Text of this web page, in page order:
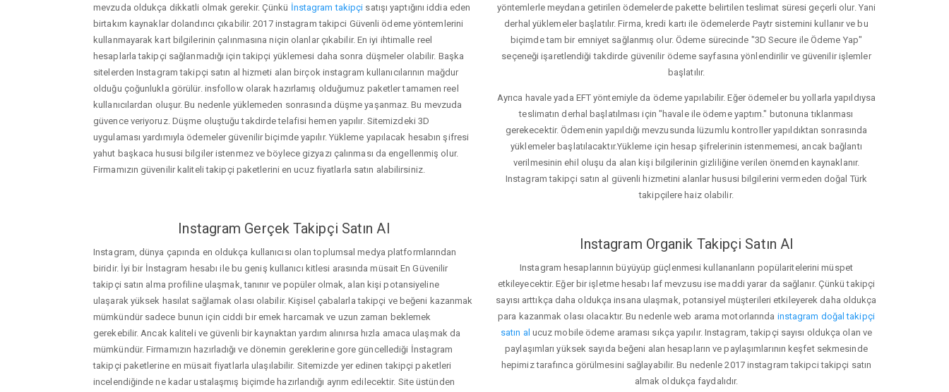
mevzuda oldukça dikkatli olmak gerekir. Çünkü İnstagram takipçi satışı yaptığını iddia eden
birtakım kaynaklar dolandırıcı çıkabilir. 2017 instagram takipci Güvenli ödeme yöntemlerini
kullanmayarak kart bilgilerinin çalınmasına niçin olanlar çıkabilir. En iyi ihtimalle reel
hesaplarla takipçi sağlanmadığı için takipçi yüklemesi daha sonra düşmeler olabilir. Başka
sitelerden Instagram takipçi satın al hizmeti alan birçok instagram kullanıcılarının mağdur
olduğu çoğunlukla görülür. insfollow olarak hazırlamış olduğumuz paketler tamamen reel
kullanıcılardan oluşur. Bu nedenle yüklemeden sonrasında düşme yaşanmaz. Bu mevzuda
güvence veriyoruz. Düşme oluştuğu takdirde telafisi hemen yapılır. Sitemizdeki 3D
uygulaması yardımıyla ödemeler güvenilir biçimde yapılır. Yükleme yapılacak hesabın şifresi
yahut başkaca hususi bilgiler istenmez ve böylece gizyazı çalınması da engellenmiş olur.
Firmamızın güvenilir kaliteli takipçi paketlerini en ucuz fiyatlarla satın alabilirsiniz.
yöntemlerle meydana getirilen ödemelerde pakette belirtilen teslimat süresi geçerli olur. Yani
derhal yüklemeler başlatılır. Firma, kredi kartı ile ödemelerde Paytr sistemini kullanır ve bu
biçimde tam bir emniyet sağlanmış olur. Ödeme sürecinde "3D Secure ile Ödeme Yap"
seçeneği işaretlendiği takdirde güvenilir ödeme sayfasına yönlendirilir ve güvenilir işlemler
başlatılır.
Ayrıca havale yada EFT yöntemiyle da ödeme yapılabilir. Eğer ödemeler bu yollarla yapıldıysa
teslimatın derhal başlatılması için "havale ile ödeme yaptım." butonuna tıklanması
gerekecektir. Ödemenin yapıldığı mevzusunda lüzumlu kontroller yapıldıktan sonrasında
yüklemeler başlatılacaktır.Yükleme için hesap şifrelerinin istenmemesi, ancak bağlantı
verilmesinin ehil oluşu da alan kişi bilgilerinin gizliliğine verilen önemden kaynaklanır.
Instagram takipçi satın al güvenli hizmetini alanlar hususi bilgilerini vermeden doğal Türk
takipçilere haiz olabilir.
Instagram Gerçek Takipçi Satın Al
Instagram, dünya çapında en oldukça kullanıcısı olan toplumsal medya platformlarından
biridir. İyi bir İnstagram hesabı ile bu geniş kullanıcı kitlesi arasında müsait En Güvenilir
takipçi satın alma profiline ulaşmak, tanınır ve popüler olmak, alan kişi potansiyeline
ulaşarak yüksek hasılat sağlamak olası olabilir. Kişisel çabalarla takipçi ve beğeni kazanmak
mümkündür sadece bunun için ciddi bir emek harcamak ve uzun zaman beklemek
gerekebilir. Ancak kaliteli ve güvenli bir kaynaktan yardım alınırsa hızla amaca ulaşmak da
mümkündür. Firmamızın hazırladığı ve dönemin gereklerine gore güncellediği İnstagram
takipçi paketlerine en müsait fiyatlarla ulaşılabilir. Sitemizde yer edinen takipçi paketleri
incelendiğinde ne kadar ustalaşmış biçimde hazırlandığı ayrım edilecektir. Site üstünden
Instagram Organik Takipçi Satın Al
Instagram hesaplarının büyüyüp güçlenmesi kullananların popülaritelerini müspet
etkileyecektir. Eğer bir işletme hesabı laf mevzusu ise maddi yarar da sağlanır. Çünkü takipçi
sayısı arttıkça daha oldukça insana ulaşmak, potansiyel müşterileri etkileyerek daha oldukça
para kazanmak olası olacaktır. Bu nedenle web arama motorlarında instagram doğal takipçi
satın al ucuz mobile ödeme araması sıkça yapılır. Instagram, takipçi sayısı oldukça olan ve
paylaşımları yüksek sayıda beğeni alan hesapların ve paylaşımlarının keşfet sekmesinde
hepimiz tarafınca görülmesini sağlayabilir. Bu nedenle 2017 instagram takipci takipçi satın
almak oldukça faydalıdır.